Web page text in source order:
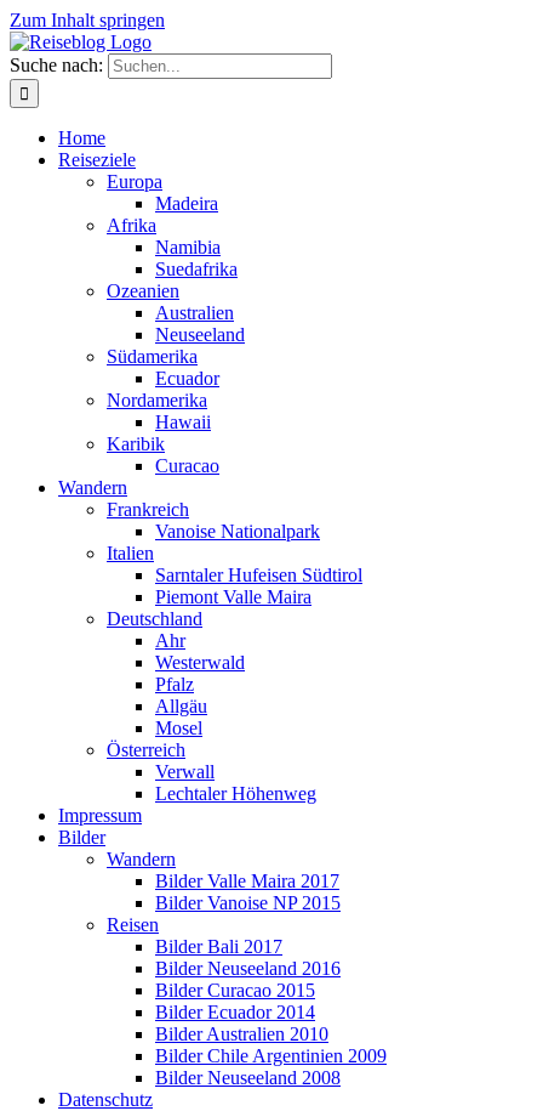
Zum Inhalt springen
Suche nach:
Home
Reiseziele
Europa
Madeira
Afrika
Namibia
Suedafrika
Ozeanien
Australien
Neuseeland
Südamerika
Ecuador
Nordamerika
Hawaii
Karibik
Curacao
Wandern
Frankreich
Vanoise Nationalpark
Italien
Sarntaler Hufeisen Südtirol
Piemont Valle Maira
Deutschland
Ahr
Westerwald
Pfalz
Allgäu
Mosel
Österreich
Verwall
Lechtaler Höhenweg
Impressum
Bilder
Wandern
Bilder Valle Maira 2017
Bilder Vanoise NP 2015
Reisen
Bilder Bali 2017
Bilder Neuseeland 2016
Bilder Curacao 2015
Bilder Ecuador 2014
Bilder Australien 2010
Bilder Chile Argentinien 2009
Bilder Neuseeland 2008
Datenschutz